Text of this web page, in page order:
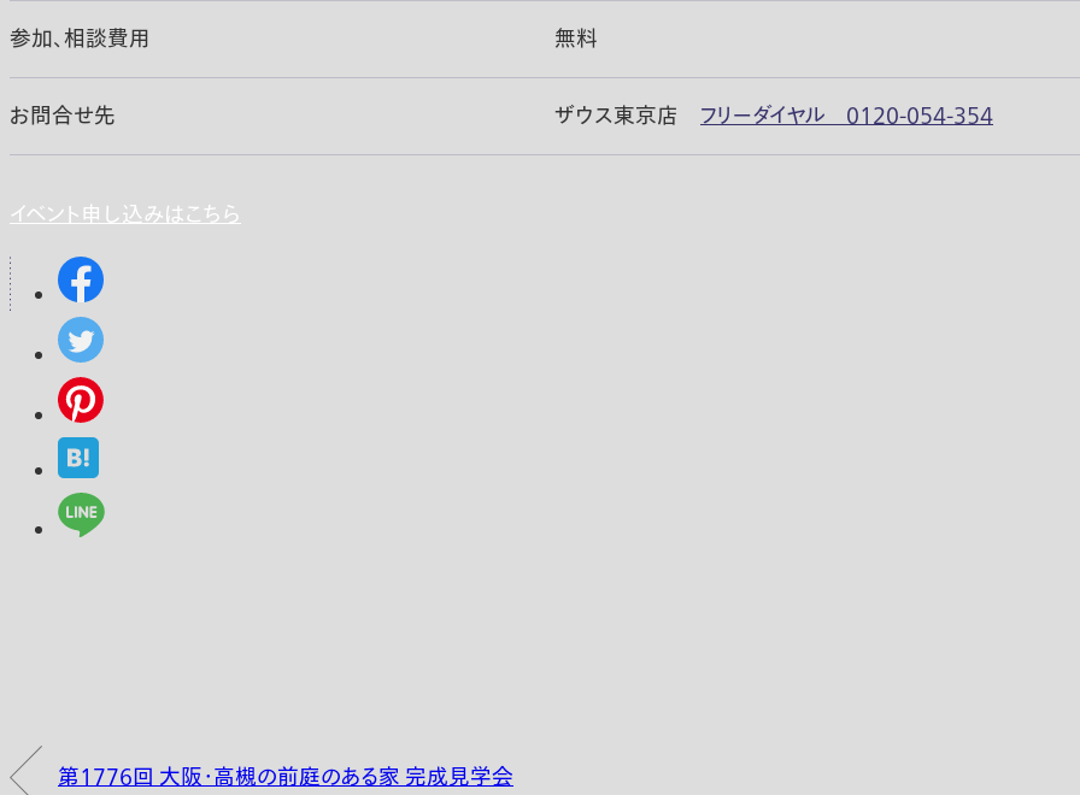
参加、相談費用 無料
お問合せ先 ザウス東京店 フリーダイヤル 0120-054-354
イベント申し込みはこちら
第1776回 大阪・高槻の前庭のある家 完成見学会